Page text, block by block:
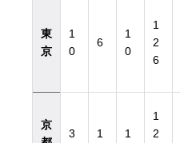
東
京
1
0
6
1
0
1
2
6
京
3 1 1
1
2